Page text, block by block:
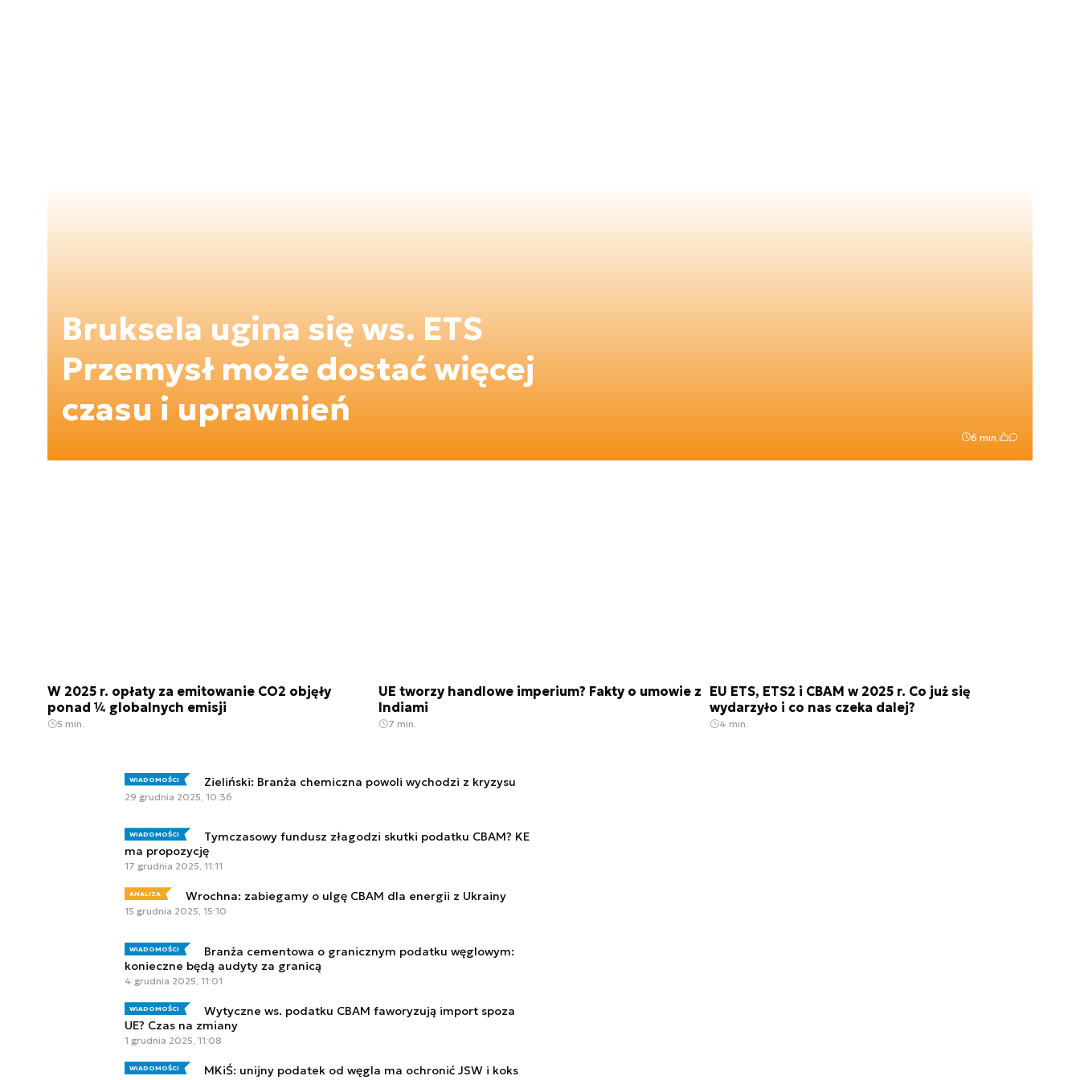
Bruksela ugina się ws. ETS
Przemysł może dostać więcej
czasu i uprawnień
6 min.
W 2025 r. opłaty za emitowanie CO2 objęły
ponad ¼ globalnych emisji
5 min.
UE tworzy handlowe imperium? Fakty o umowie z
Indiami
7 min.
EU ETS, ETS2 i CBAM w 2025 r. Co już się
wydarzyło i co nas czeka dalej?
4 min.
WIADOMOŚCI Zieliński: Branża chemiczna powoli wychodzi z kryzysu
29 grudnia 2025, 10:36
WIADOMOŚCI
Tymczasowy fundusz złagodzi skutki podatku CBAM? KE
ma propozycję
17 grudnia 2025, 11:11
ANALIZA Wrochna: zabiegamy o ulgę CBAM dla energii z Ukrainy
15 grudnia 2025, 15:10
WIADOMOŚCI
Branża cementowa o granicznym podatku węglowym:
konieczne będą audyty za granicą
4 grudnia 2025, 11:01
WIADOMOŚCI
Wytyczne ws. podatku CBAM faworyzują import spoza
UE? Czas na zmiany
1 grudnia 2025, 11:08
WIADOMOŚCI MKiŚ: unijny podatek od węgla ma ochronić JSW i koks